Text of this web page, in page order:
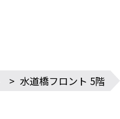
> 水道橋フロント 5階